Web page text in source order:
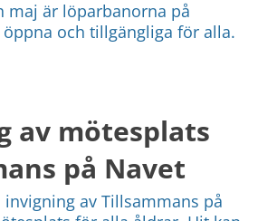
maj är löparbanorna på
öppna och tillgängliga för alla.
av mötesplats
på Navet
av Tillsammans på